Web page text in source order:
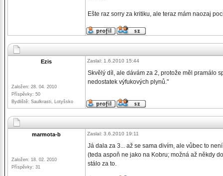
Ešte raz sorry za kritiku, ale teraz mám naozaj
Ezis
Založen: 28. 04. 2010
Příspěvky: 50
Bydliště: Saulkrasti, Lotyšsko
Zaslal: 1.6.2010 15:44
Skvělý díl, ale dávám za 2, protože měl pramálo
nedostatek výfukových plynů."
marmota-b
Založen: 18. 02. 2010
Příspěvky: 31
Zaslal: 3.6.2010 19:11
Já dala za 3... až se sama divím, ale vůbec to
(teda aspoň ne jako na Kobru; možná až někdy
stálo za to.